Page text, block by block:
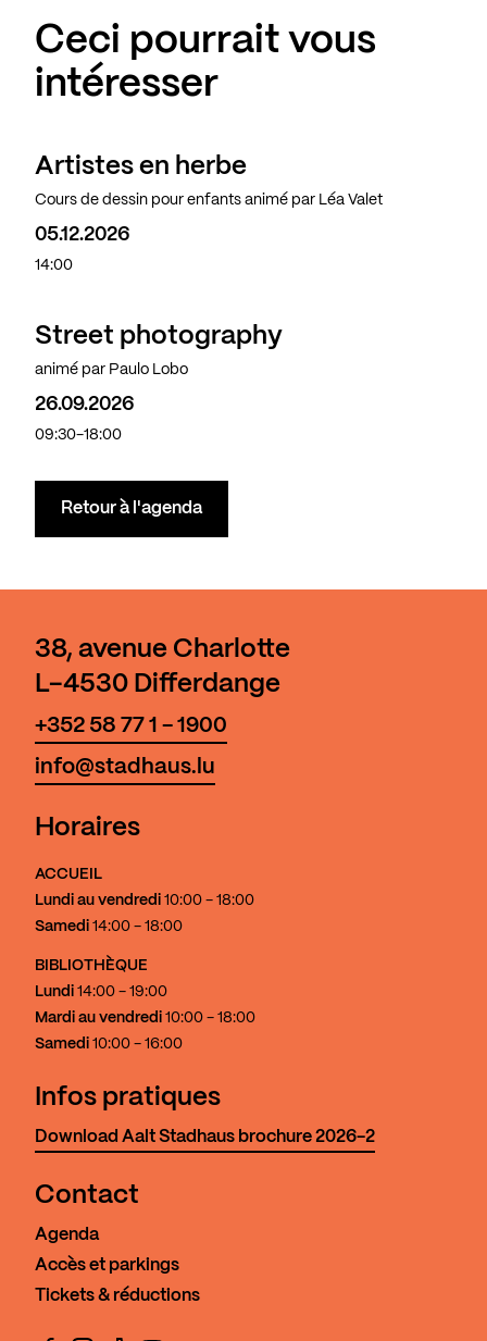
Ceci pourrait vous
intéresser
Artistes en herbe
Cours de dessin pour enfants animé par Léa Valet
05.12.2026
14:00
Street photography
animé par Paulo Lobo
26.09.2026
09:30-18:00
Retour à l'agenda
38, avenue Charlotte
L-4530 Differdange
+352 58 77 1 - 1900
info@stadhaus.lu
Horaires
ACCUEIL
Lundi au vendredi 10:00 - 18:00
Samedi 14:00 - 18:00
BIBLIOTHÈQUE
Lundi 14:00 - 19:00
Mardi au vendredi 10:00 - 18:00
Samedi 10:00 - 16:00
Infos pratiques
Download Aalt Stadhaus brochure 2026-2
Contact
Agenda
Accès et parkings
Tickets & réductions